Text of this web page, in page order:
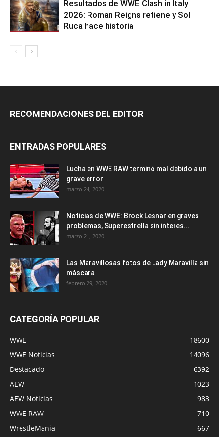
Resultados de WWE Clash in Italy
2026: Roman Reigns retiene y Sol
Ruca hace historia
RECOMENDACIONES DEL EDITOR
ENTRADAS POPULARES
Lucha en WWE RAW terminó mal debido a un
grave error
marzo 24, 2020
Noticias de WWE: Brock Lesnar en graves
problemas, Superestrella sin interes...
marzo 21, 2020
Las Maravillosas fotos de Lady Maravilla sin
máscara
febrero 29, 2020
CATEGORÍA POPULAR
WWE
18600
WWE Noticias
14096
Destacado
6392
AEW
1023
AEW Noticias
983
WWE RAW
710
WrestleMania
667